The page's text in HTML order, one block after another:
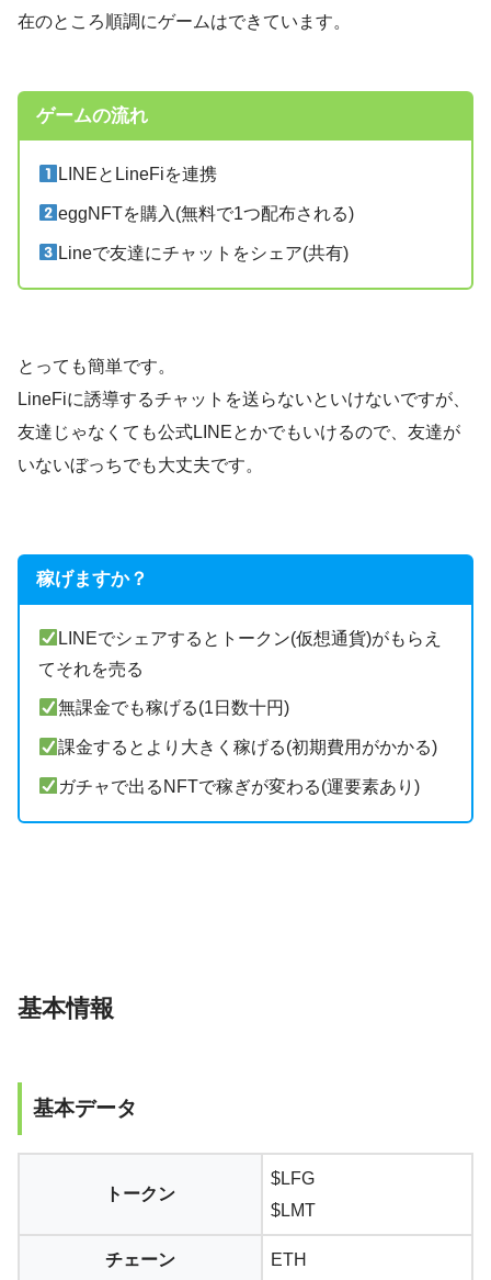
在のところ順調にゲームはできています。
ゲームの流れ
LINEとLineFiを連携
eggNFTを購入(無料で1つ配布される)
Lineで友達にチャットをシェア(共有)
とっても簡単です。
LineFiに誘導するチャットを送らないといけないですが、
友達じゃなくても公式LINEとかでもいけるので、友達が
いないぼっちでも大丈夫です。
稼げますか？
LINEでシェアするとトークン(仮想通貨)がもらえ
てそれを売る
無課金でも稼げる(1日数十円)
課金するとより大きく稼げる(初期費用がかかる)
ガチャで出るNFTで稼ぎが変わる(運要素あり)
基本情報
基本データ
トークン
$LFG
$LMT
チェーン ETH